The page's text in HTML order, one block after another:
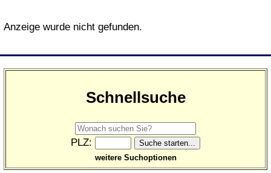
Schnellsuche
PLZ:
weitere Suchoptionen
Anzeige wurde nicht gefunden.